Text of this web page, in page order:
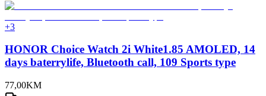
+3
HONOR Choice Watch 2i White1.85 AMOLED, 14
days baterrylife, Bluetooth call, 109 Sports type
77,00KM